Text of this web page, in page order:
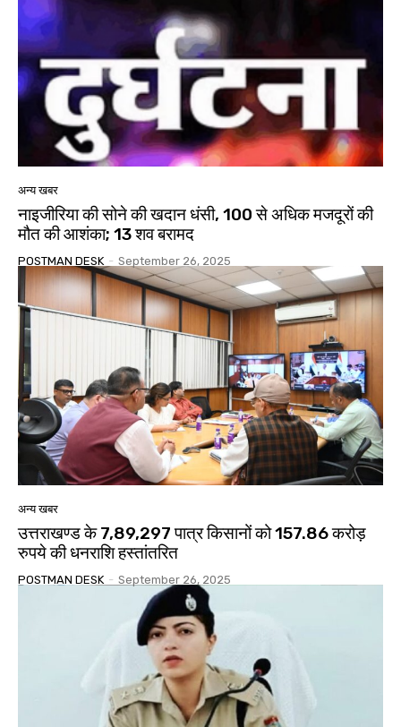
अन्य खबर
नाइजीरिया की सोने की खदान धंसी, 100 से अधिक मजदूरों की
मौत की आशंका; 13 शव बरामद
POSTMAN DESK - September 26, 2025
अन्य खबर
उत्तराखण्ड के 7,89,297 पात्र किसानों को 157.86 करोड़
रुपये की धनराशि हस्तांतरित
POSTMAN DESK - September 26, 2025